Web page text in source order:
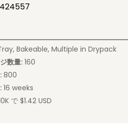
Bakeable, Multiple in Drypack
数量: 160
: 800
: 16 weeks
で $1.42 USD